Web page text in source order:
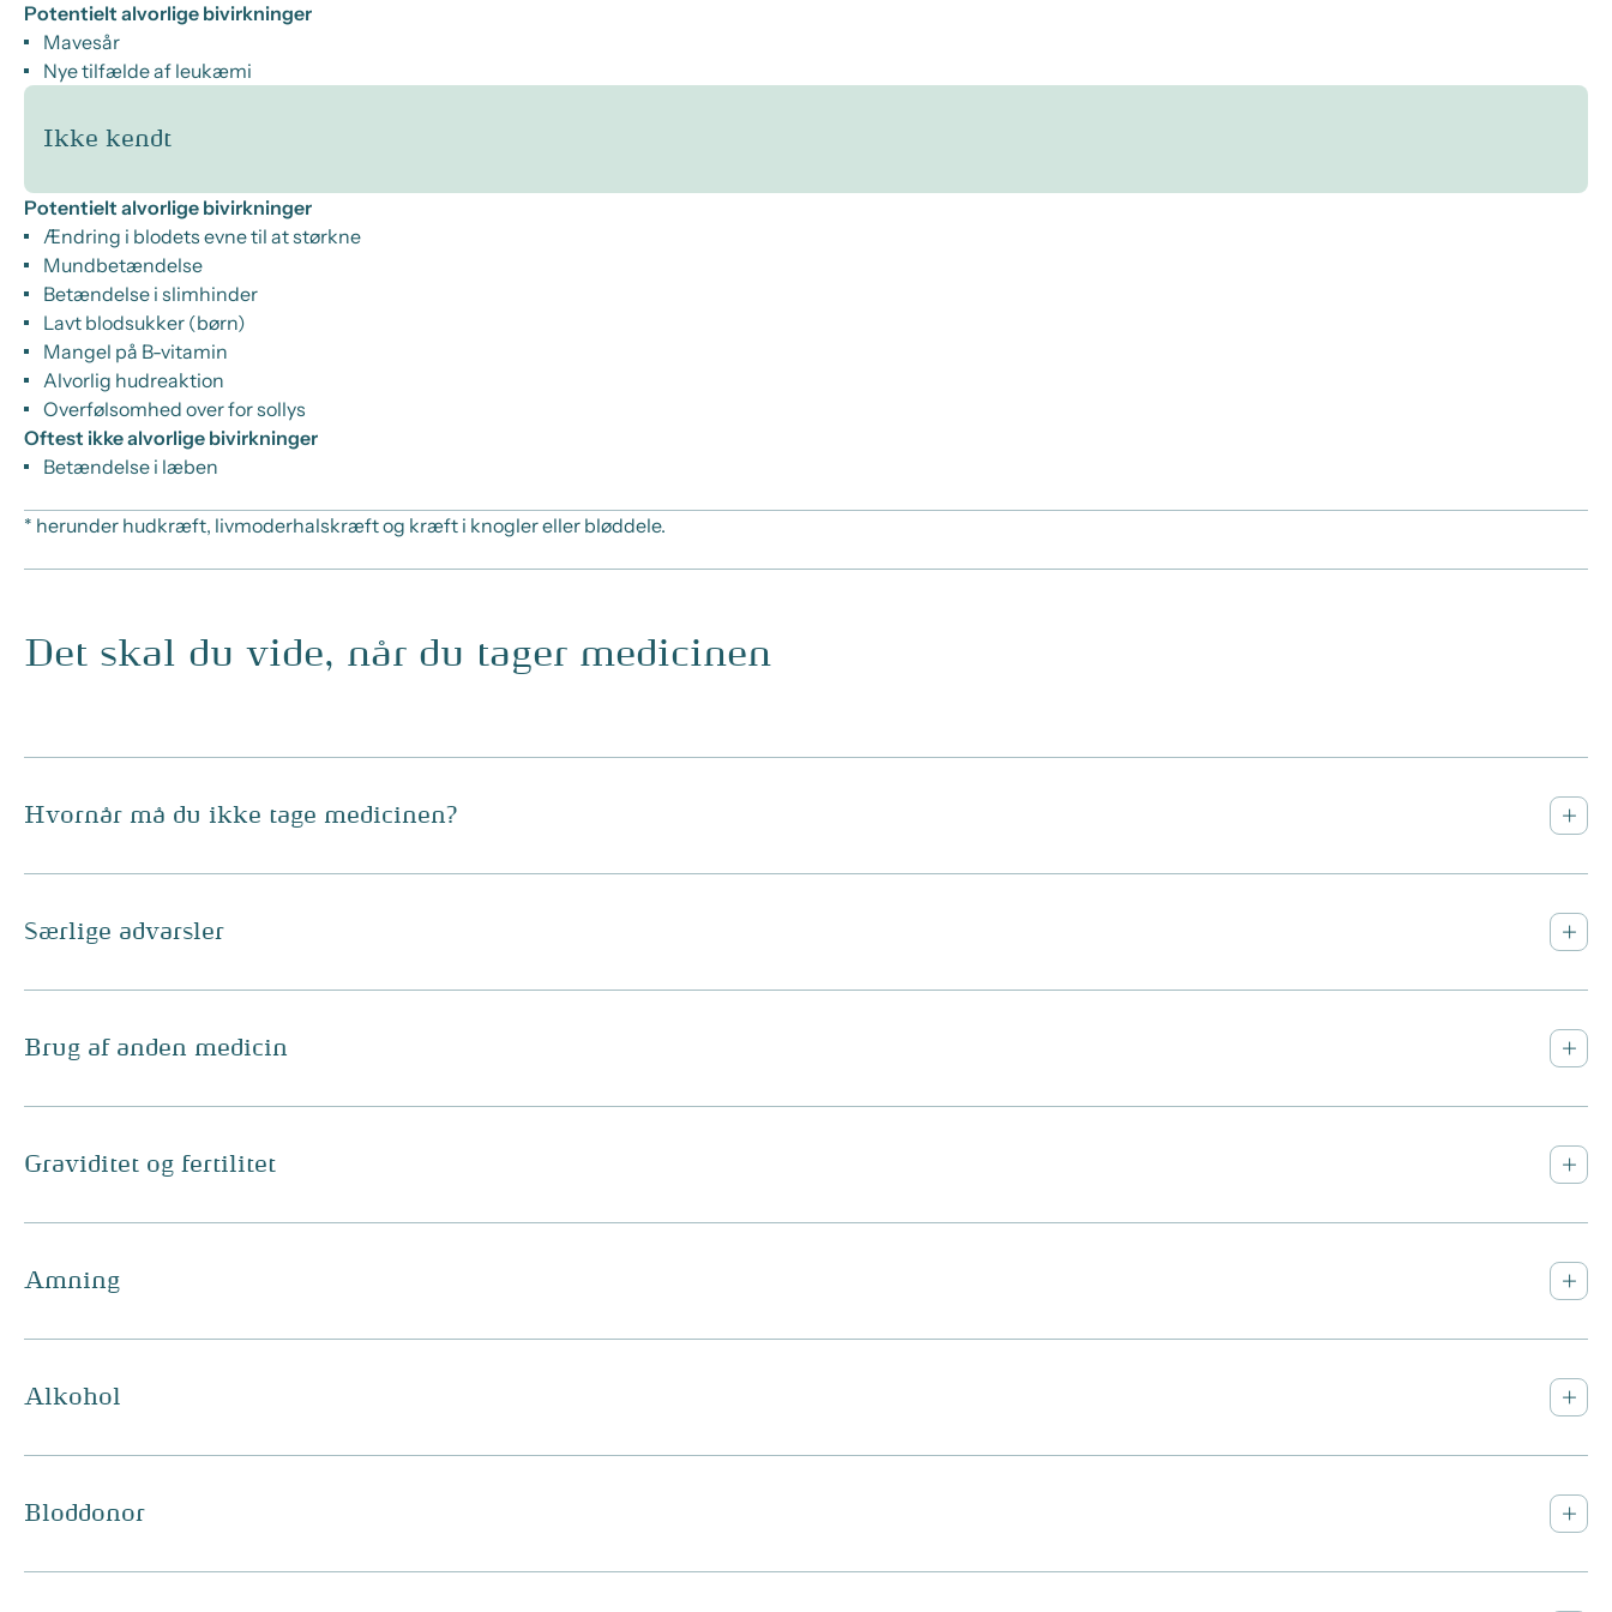
Potentielt alvorlige bivirkninger
Mavesår
Nye tilfælde af leukæmi
Ikke kendt
Potentielt alvorlige bivirkninger
Ændring i blodets evne til at størkne
Mundbetændelse
Betændelse i slimhinder
Lavt blodsukker (børn)
Mangel på B-vitamin
Alvorlig hudreaktion
Overfølsomhed over for sollys
Oftest ikke alvorlige bivirkninger
Betændelse i læben
* herunder hudkræft, livmoderhalskræft og kræft i knogler eller bløddele.
Det skal du vide, når du tager medicinen
Hvornår må du ikke tage medicinen?
Særlige advarsler
Brug af anden medicin
Graviditet og fertilitet
Amning
Alkohol
Bloddonor